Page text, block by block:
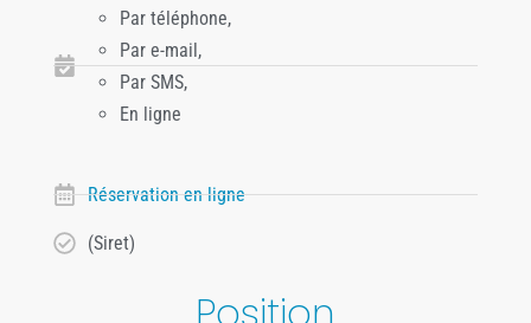
Par téléphone,
Par e-mail,
Par SMS,
En ligne
Réservation en ligne
(Siret)